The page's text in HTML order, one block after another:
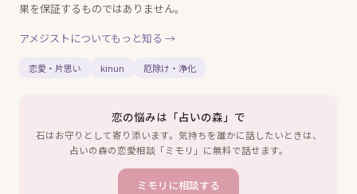
果を保証するものではありません。
アメジスト についてもっと知る →
恋愛・片思い kinun 厄除け・浄化
恋の悩みは「占いの森」で
石はお守りとして寄り添います。気持ちを誰かに話したいときは、
占いの森の恋愛相談「ミモリ」に無料で話せます。
ミモリに相談する